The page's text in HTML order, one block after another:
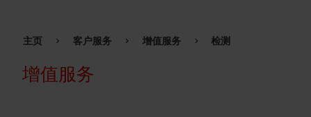
主页 客户服务 增值服务 检测
增值服务